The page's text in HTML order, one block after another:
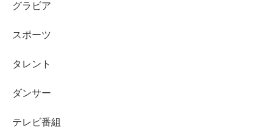
スタイルですので、
ハーフである可能性も無きにしも非ずといったところでし
ょうか。
グラビア
スポーツ
タレント
ダンサー
テレビ番組